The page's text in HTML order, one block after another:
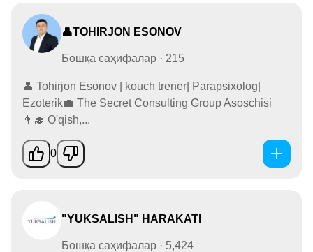
👤TOHIRJON ESONOV
Бошқа саҳифалар · 215
👤 Tohirjon Esonov | kouch trener| Parapsixolog|
Ezoterik💼 The Secret Consulting Group Asoschisi
👨‍🎓 O'qish,...
0
"YUKSALISH" HARAKATI
Бошқа саҳифалар · 5,424